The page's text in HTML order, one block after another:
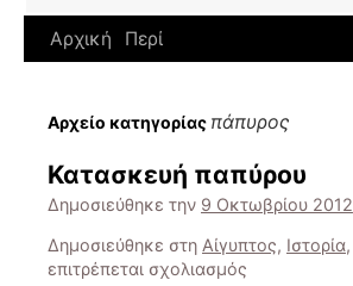
Αρχική Περί
Αρχείο κατηγορίας πάπυρος
Κατασκευή παπύρου
Δημοσιεύθηκε την 9 Οκτωβρίου 2012
Δημοσιεύθηκε στη Αίγυπτος, Ιστορία,
επιτρέπεται σχολιασμός